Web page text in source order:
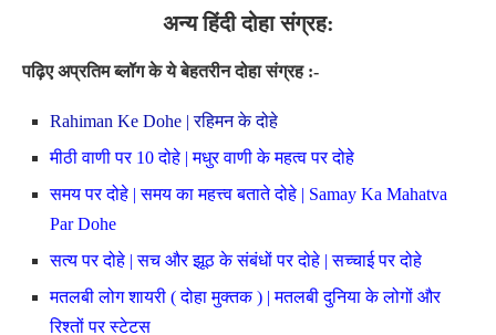
अन्य हिंदी दोहा संग्रह:
पढ़िए अप्रतिम ब्लॉग के ये बेहतरीन दोहा संग्रह :-
Rahiman Ke Dohe | रहिमन के दोहे
मीठी वाणी पर 10 दोहे | मधुर वाणी के महत्व पर दोहे
समय पर दोहे | समय का महत्त्व बताते दोहे | Samay Ka Mahatva
Par Dohe
सत्य पर दोहे | सच और झूठ के संबंधों पर दोहे | सच्चाई पर दोहे
मतलबी लोग शायरी ( दोहा मुक्तक ) | मतलबी दुनिया के लोगों और
रिश्तों पर स्टेटस